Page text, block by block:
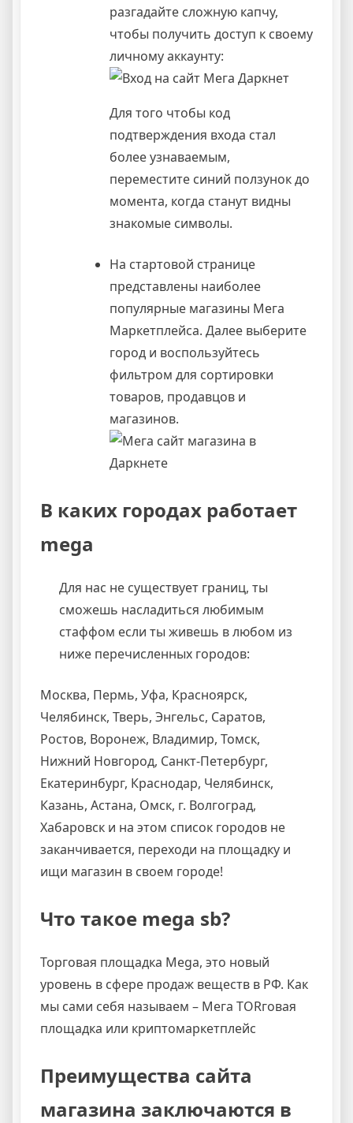
разгадайте сложную капчу,
чтобы получить доступ к своему
личному аккаунту:
Для того чтобы код
подтверждения входа стал
более узнаваемым,
переместите синий ползунок до
момента, когда станут видны
знакомые символы.
На стартовой странице
представлены наиболее
популярные магазины Мега
Маркетплейса. Далее выберите
город и воспользуйтесь
фильтром для сортировки
товаров, продавцов и
магазинов.
В каких городах работает
mega
Для нас не существует границ, ты
сможешь насладиться любимым
стаффом если ты живешь в любом из
ниже перечисленных городов:
Москва, Пермь, Уфа, Красноярск,
Челябинск, Тверь, Энгельс, Саратов,
Ростов, Воронеж, Владимир, Томск,
Нижний Новгород, Санкт-Петербург,
Екатеринбург, Краснодар, Челябинск,
Казань, Астана, Омск, г. Волгоград,
Хабаровск и на этом список городов не
заканчивается, переходи на площадку и
ищи магазин в своем городе!
Что такое mega sb?
Торговая площадка Mega, это новый
уровень в сфере продаж веществ в РФ. Как
мы сами себя называем – Мега ТORговая
площадка или криптомаркетплейс
Преимущества сайта
магазина заключаются в